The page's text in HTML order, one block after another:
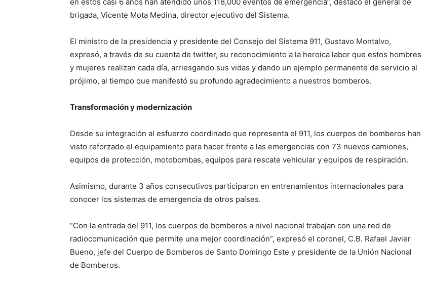
en estos casi 6 años han atendido unos 118,000 eventos de emergencia”, destacó el general de
brigada, Vicente Mota Medina, director ejecutivo del Sistema.
El ministro de la presidencia y presidente del Consejo del Sistema 911, Gustavo Montalvo,
expresó, a través de su cuenta de twitter, su reconocimiento a la heroica labor que estos hombres
y mujeres realizan cada día, arriesgando sus vidas y dando un ejemplo permanente de servicio al
prójimo, al tiempo que manifestó su profundo agradecimiento a nuestros bomberos.
Transformación y modernización
Desde su integración al esfuerzo coordinado que representa el 911, los cuerpos de bomberos han
visto reforzado el equipamiento para hacer frente a las emergencias con 73 nuevos camiones,
equipos de protección, motobombas, equipos para rescate vehicular y equipos de respiración.
Asimismo, durante 3 años consecutivos participaron en entrenamientos internacionales para
conocer los sistemas de emergencia de otros países.
“Con la entrada del 911, los cuerpos de bomberos a nivel nacional trabajan con una red de
radiocomunicación que permite una mejor coordinación”, expresó el coronel, C.B. Rafael Javier
Bueno, jefe del Cuerpo de Bomberos de Santo Domingo Este y presidente de la Unión Nacional
de Bomberos.